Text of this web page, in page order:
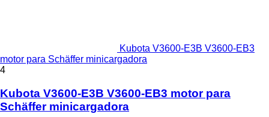
Kubota V3600-E3B V3600-EB3
motor para Schäffer minicargadora
4
Kubota V3600-E3B V3600-EB3 motor para
Schäffer minicargadora